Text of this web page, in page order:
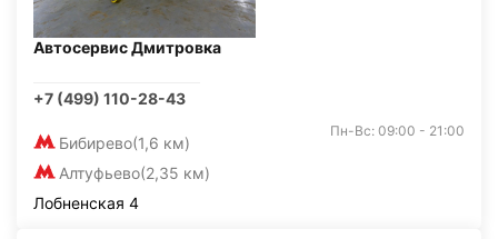
Автосервис Дмитровка
+7 (499) 110-28-43
Бибирево(1,6 км)
Алтуфьево(2,35 км)
Пн-Вс: 09:00 - 21:00
Лобненская 4